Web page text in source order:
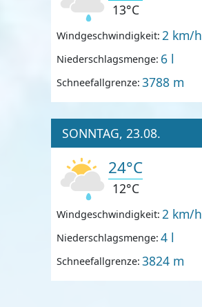
13°C
Windgeschwindigkeit: 2 km/h
Niederschlagsmenge: 6 l
Schneefallgrenze: 3788 m
SONNTAG, 23.08.
24°C
12°C
Windgeschwindigkeit: 2 km/h
Niederschlagsmenge: 4 l
Schneefallgrenze: 3824 m